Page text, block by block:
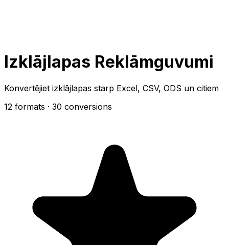
Izklājlapas Reklāmguvumi
Konvertējiet izklājlapas starp Excel, CSV, ODS un citiem
12 formats · 30 conversions